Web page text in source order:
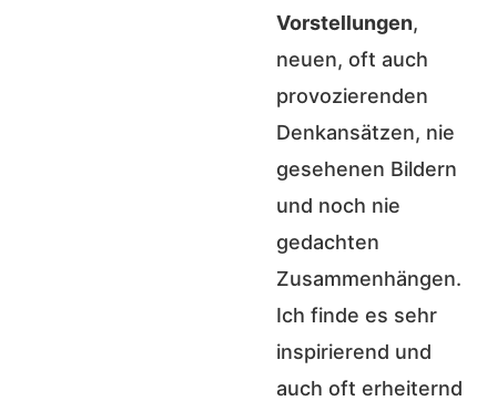
Vorstellungen,
neuen, oft auch
provozierenden
Denkansätzen, nie
gesehenen Bildern
und noch nie
gedachten
Zusammenhängen.
Ich finde es sehr
inspirierend und
auch oft erheiternd